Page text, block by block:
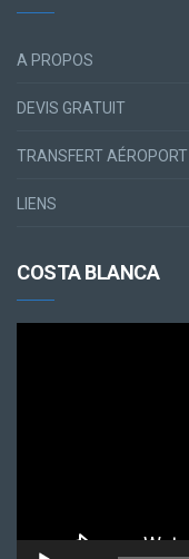
A PROPOS
DEVIS GRATUIT
TRANSFERT AÉROPORT
LIENS
COSTA BLANCA